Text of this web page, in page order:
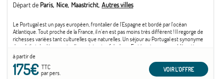
Départ de Paris Nice Maastricht Autres villes
Le Portugal est un pays européen, frontalier de l'Espagne et bordé par l'océan
Atlantique. Tout proche de la France, il n'en est pas moins très différent ! Il regorge de
richesses variées tant culturelles que naturelles. Un séjour au Portugal est synonyme
de soleil et de découverte d'un patrimoine fabuleux. En témoigne son emblématique
capitale ...
à partir de
175€TTC
par pers.
VOIR L'OFFRE